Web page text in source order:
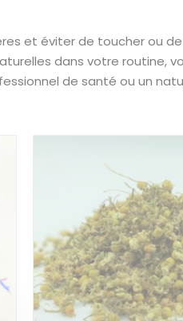
et éviter de toucher ou
dans votre routine,
de santé ou un